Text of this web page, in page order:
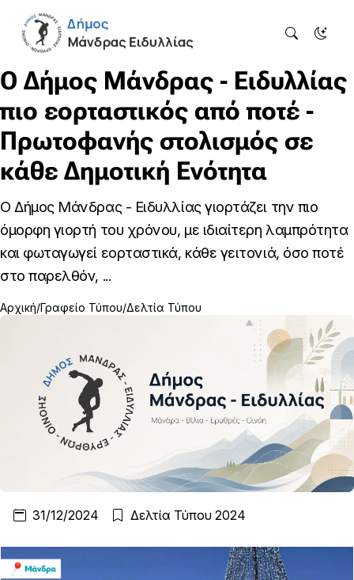
Ο Δήμος Μάνδρας - Ειδυλλίας
πιο εορταστικός από ποτέ -
Πρωτοφανής στολισμός σε
κάθε Δημοτική Ενότητα
Ο Δήμος Μάνδρας - Ειδυλλίας γιορτάζει την πιο
όμορφη γιορτή του χρόνου, με ιδιαίτερη λαμπρότητα
και φωταγωγεί εορταστικά, κάθε γειτονιά, όσο ποτέ
στο παρελθόν, ...
Αρχική Γραφείο Τύπου Δελτία Τύπου
31/12/2024 Δελτία Τύπου 2024